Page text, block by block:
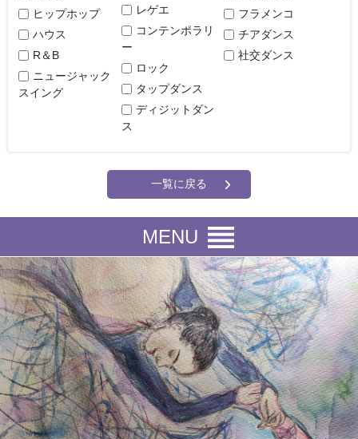
ヒップホップ
ハウス
R＆B
ニュージャック
スイング
レゲエ
コンテンポラリ
ー
ロック
タップダンス
ディジットダン
ス
フラメンコ
チアダンス
社交ダンス
MENU